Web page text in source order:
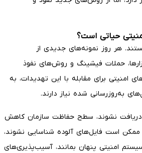
حیاتی است؟
هر روز نمونه‌های جدیدی از
حملات فیشینگ و روش‌های نفوذ
امنیتی برای مقابله با این تهدیدات، به
به‌روزرسانی شده نیاز دارند.
دریافت نشوند، سطح حفاظت سازمان کاهش
ممکن است فایل‌های آلوده شناسایی نشوند،
امنیتی پنهان بمانند، آسیب‌پذیری‌های